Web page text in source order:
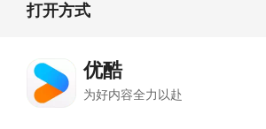
打开方式
优酷
为好内容全力以赴